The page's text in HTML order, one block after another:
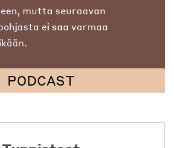
mutta seuraavan
ei saa varmaa
PODCAST